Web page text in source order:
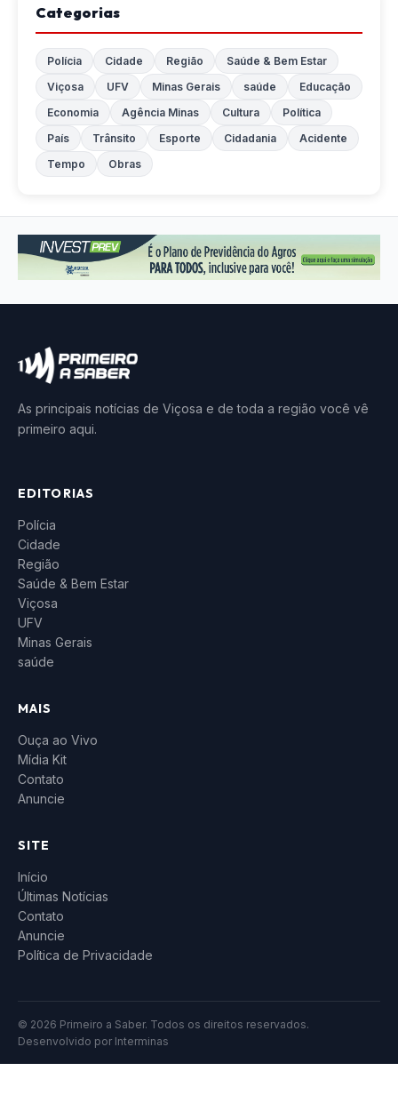
Categorias
Polícia Cidade Região
Saúde & Bem Estar
Viçosa
UFV Minas Gerais saúde
Educação
Economia
Agência Minas Cultura
Política
País
Trânsito Esporte Cidadania
Acidente
Tempo
Obras
As principais notícias de Viçosa e de toda a região você vê
primeiro aqui.
EDITORIAS
Polícia
Cidade
Região
Saúde & Bem Estar
Viçosa
UFV
Minas Gerais
saúde
MAIS
Ouça ao Vivo
Mídia Kit
Contato
Anuncie
SITE
Início
Últimas Notícias
Contato
Anuncie
Política de Privacidade
© 2026 Primeiro a Saber. Todos os direitos reservados.
Desenvolvido por Interminas